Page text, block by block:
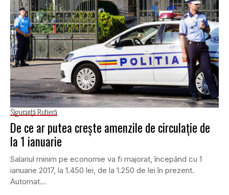
Siguranţă Rutieră
De ce ar putea creşte amenzile de circulaţie de
la 1 ianuarie
Salariul minim pe economie va fi majorat, începând cu 1
ianuarie 2017, la 1.450 lei, de la 1.250 de lei în prezent.
Automat...